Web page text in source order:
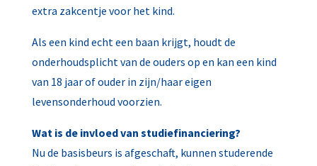
extra zakcentje voor het kind.
Als een kind echt een baan krijgt, houdt de
onderhoudsplicht van de ouders op en kan een kind
van 18 jaar of ouder in zijn/haar eigen
levensonderhoud voorzien.
Wat is de invloed van studiefinanciering?
Nu de basisbeurs is afgeschaft, kunnen studerende